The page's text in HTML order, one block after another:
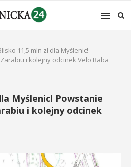
11,5 mln zł dla Myślenic!
i kolejny odcinek Velo Raba
Myślenic! Powstanie
i kolejny odcinek